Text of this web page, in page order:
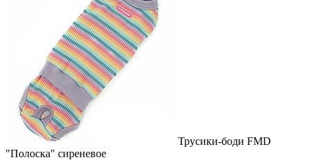
Трусики-боди FMD
"Полоска" сиреневое